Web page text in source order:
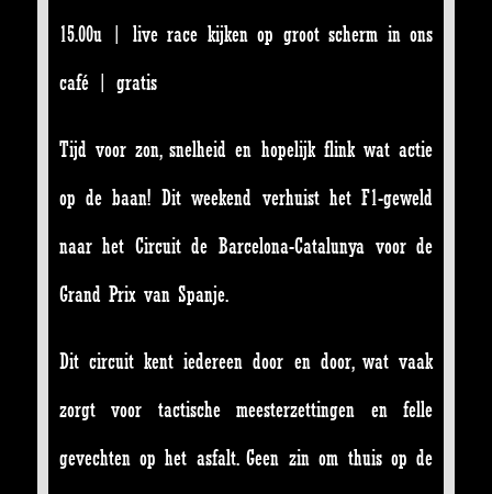
15.00u | live race kijken op groot scherm in ons
café | gratis
Tijd voor zon, snelheid en hopelijk flink wat actie
op de baan! Dit weekend verhuist het F1-geweld
naar het Circuit de Barcelona-Catalunya voor de
Grand Prix van Spanje.
Dit circuit kent iedereen door en door, wat vaak
zorgt voor tactische meesterzettingen en felle
gevechten op het asfalt. Geen zin om thuis op de